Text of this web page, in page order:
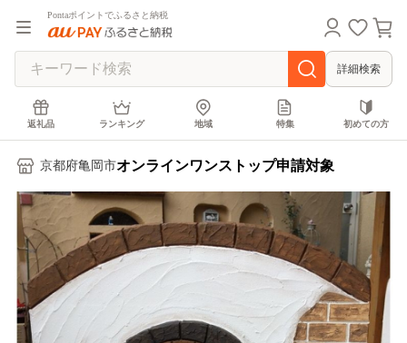
Pontaポイントでふるさと納税
詳細検索
返礼品 ランキング 地域 特集 初めての方
京都府亀岡市オンラインワンストップ申請対象